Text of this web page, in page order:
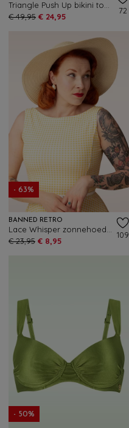
€ 49,95 € 24,95
72
- 63%
BANNED RETRO
€ 23,95 € 8,95
109
- 50%